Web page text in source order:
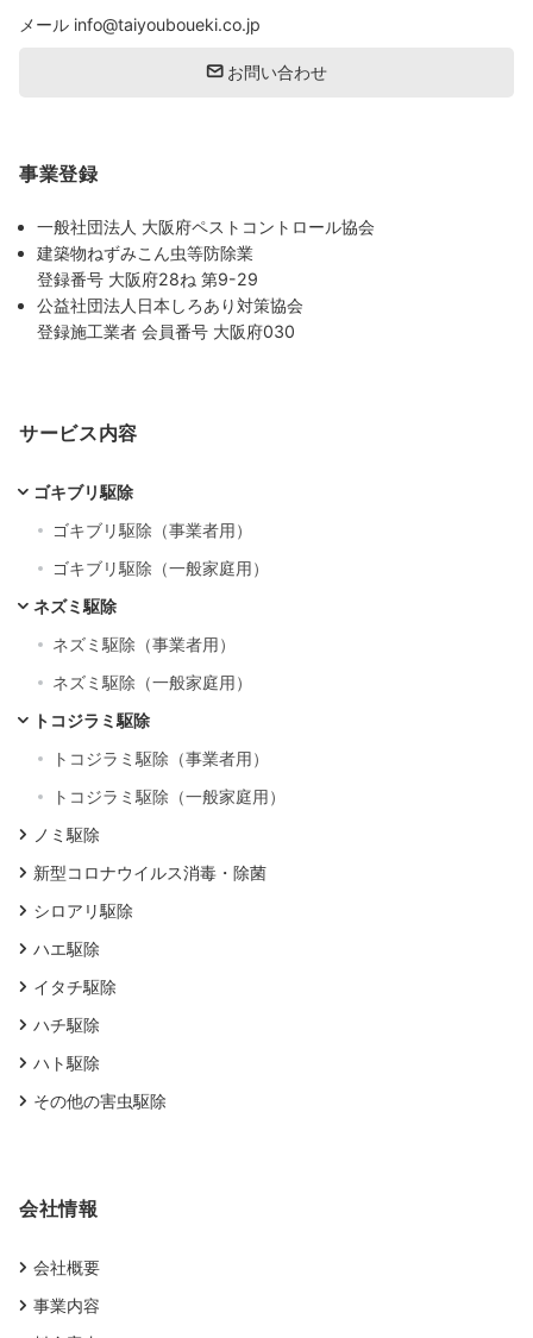
メール info@taiyouboueki.co.jp
お問い合わせ
事業登録
一般社団法人 大阪府ペストコントロール協会
建築物ねずみこん虫等防除業
登録番号 大阪府28ね 第9-29
公益社団法人日本しろあり対策協会
登録施工業者 会員番号 大阪府030
サービス内容
ゴキブリ駆除
ゴキブリ駆除（事業者用）
ゴキブリ駆除（一般家庭用）
ネズミ駆除
ネズミ駆除（事業者用）
ネズミ駆除（一般家庭用）
トコジラミ駆除
トコジラミ駆除（事業者用）
トコジラミ駆除（一般家庭用）
ノミ駆除
新型コロナウイルス消毒・除菌
シロアリ駆除
ハエ駆除
イタチ駆除
ハチ駆除
ハト駆除
その他の害虫駆除
会社情報
会社概要
事業内容